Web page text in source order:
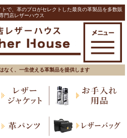
で、革のプロがセレクトした最良の革製品を多数販
門店レザーハウス
なく、一生使える革製品を提供します